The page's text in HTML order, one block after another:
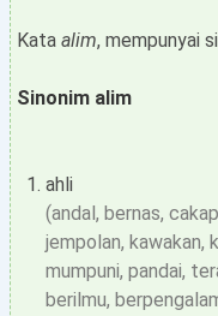
Kata alim, mempunyai
Sinonim alim
ahli
(andal, bernas,
jempolan, kawakan,
mumpuni, pandai,
berilmu,